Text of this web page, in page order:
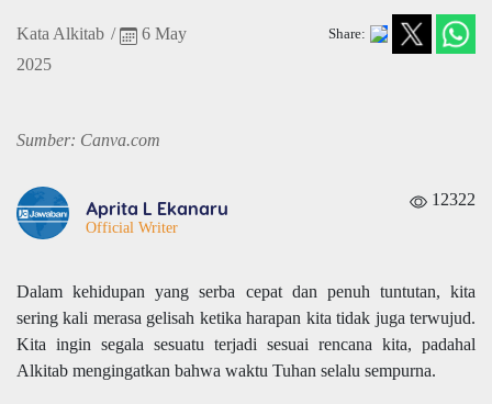
Kata Alkitab /
6 May
2025
Share:
Sumber: Canva.com
Aprita L Ekanaru
Official Writer
12322
Dalam kehidupan yang serba cepat dan penuh tuntutan, kita
sering kali merasa gelisah ketika harapan kita tidak juga terwujud.
Kita ingin segala sesuatu terjadi sesuai rencana kita, padahal
Alkitab mengingatkan bahwa waktu Tuhan selalu sempurna.